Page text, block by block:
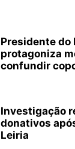
Presidente do
protagoniza
confundir
Investigação
donativos
Leiria